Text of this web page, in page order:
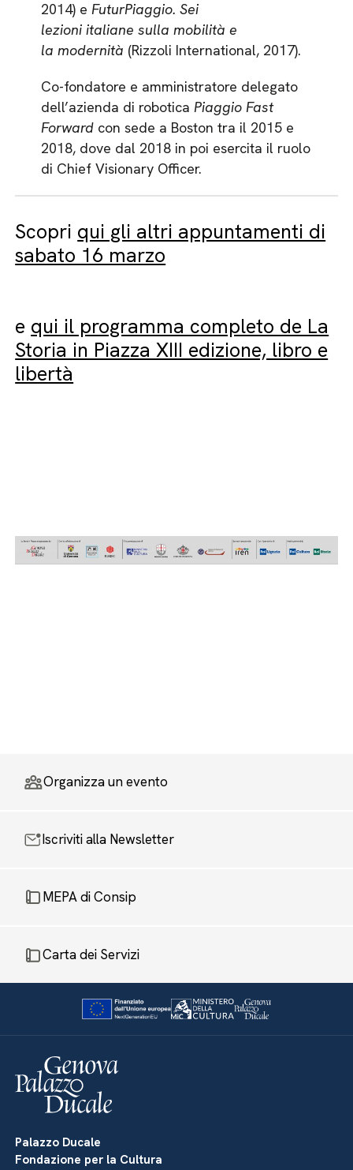
2014) e FuturPiaggio. Sei
lezioni italiane sulla mobilità e
la modernità (Rizzoli International, 2017).
Co-fondatore e amministratore delegato
dell’azienda di robotica Piaggio Fast
Forwardcon sede a Boston tra il 2015 e
2018, dove dal 2018 in poi esercita il ruolo
di Chief Visionary Officer.
Scopri qui gli altri appuntamenti di
sabato 16 marzo
e qui il programma completo de La
Storia in Piazza XIII edizione, libro e
libertà
Organizza un evento
Iscriviti alla Newsletter
MEPA di Consip
Carta dei Servizi
Palazzo Ducale
Fondazione per la Cultura